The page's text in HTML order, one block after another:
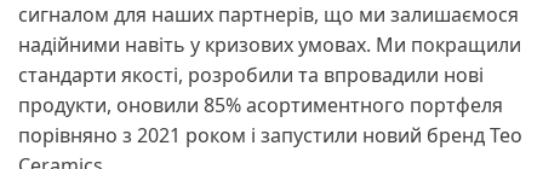
сигналом для наших партнерів, що ми залишаємося
надійними навіть у кризових умовах. Ми покращили
стандарти якості, розробили та впровадили нові
продукти, оновили 85% асортиментного портфеля
порівняно з 2021 роком і запустили новий бренд Teo